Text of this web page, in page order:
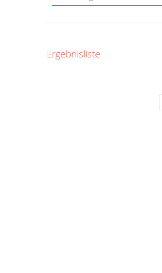
Ergebnisliste